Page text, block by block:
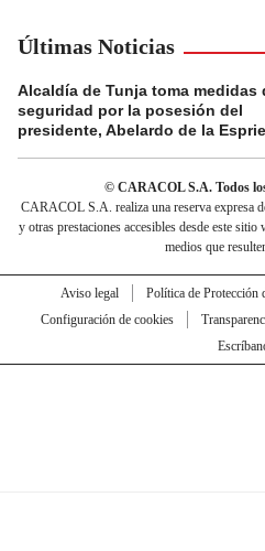
Últimas Noticias
Alcaldía de Tunja toma medidas
seguridad por la posesión del
presidente, Abelardo de la
© CARACOL S.A. Todos
CARACOL S.A. realiza una reserva expresa
y otras prestaciones accesibles desde este
medios que
Aviso legal Política de Protección
Configuración de cookies